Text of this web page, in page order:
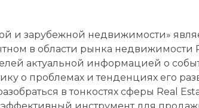
и зарубежной недвижимости»
в области рынка недвижимости
актуальной информацией о
о проблемах и тенденциях его
в тонкостях сферы Real